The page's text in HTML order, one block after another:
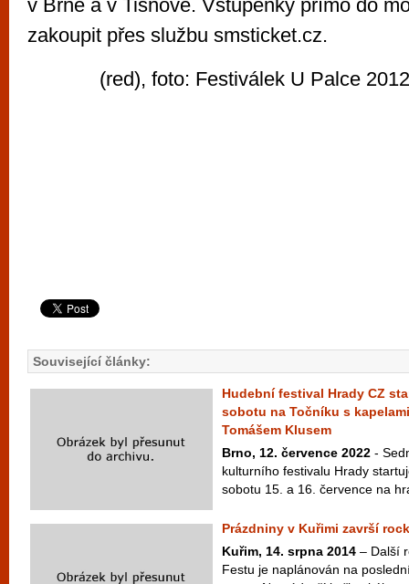
v Brně a v Tišnově. Vstupenky přímo do
zakoupit přes službu smsticket.cz.
(red), foto: Festiválek U Palce
Související články:
Hudební festival Hrady CZ
sobotu na Točníku s
Tomášem Klusem
Brno, 12. července 2022 -
kulturního festivalu Hrady
sobotu 15. a 16. července na
Prázdniny v Kuřimi završí
Kuřim, 14. srpna 2014 – Další
Festu je naplánován na